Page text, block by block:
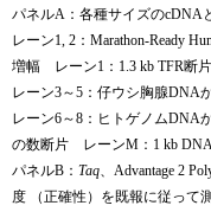
パネルA：各種サイズのcDNA
レーン1, 2：Marathon-Ready
増幅 レーン1：1.3 kb TFR断
レーン3～5：仔ウシ胸腺DNA
レーン6～8：ヒトゲノムDNA
の数断片 レーンM：1 kb
パネルB： Taq 、Advantage 2
度 （正確性）を既報に従って